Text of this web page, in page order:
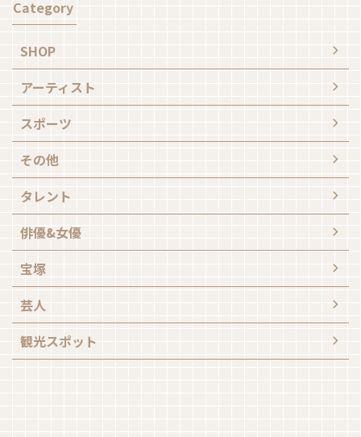
Category
SHOP
アーティスト
スポーツ
その他
タレント
俳優&女優
宝塚
芸人
観光スポット